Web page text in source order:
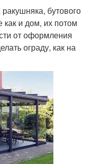
бутового
как и дом, их потом
от оформления
ограду, как на